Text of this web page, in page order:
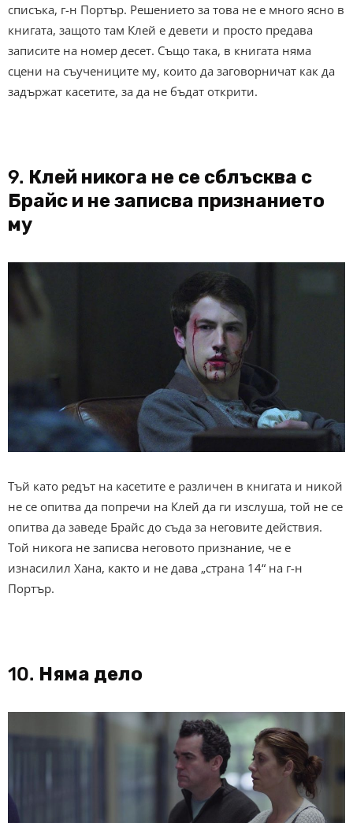
списъка, г-н Портър. Решението за това не е много ясно в
книгата, защото там Клей е девети и просто предава
записите на номер десет. Също така, в книгата няма
сцени на съучениците му, които да заговорничат как да
задържат касетите, за да не бъдат открити.
9. Клей никога не се сблъсква с
Брайс и не записва признанието
му
Тъй като редът на касетите е различен в книгата и никой
не се опитва да попречи на Клей да ги изслуша, той не се
опитва да заведе Брайс до съда за неговите действия.
Той никога не записва неговото признание, че е
изнасилил Хана, както и не дава „страна 14“ на г-н
Портър.
10. Няма дело